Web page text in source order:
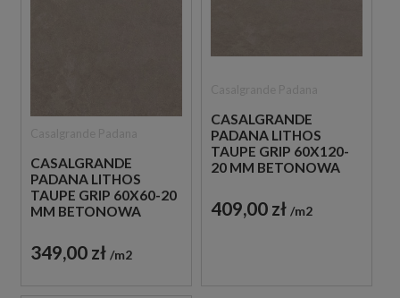
CASALGRANDE
PADANA LITHOS
TAUPE GRIP 60X60-20
MM BETONOWA
TARASOWA
349,00 zł m2
CASALGRANDE
PADANA LITHOS
TAUPE GRIP 60X120-
20 MM BETONOWA
TARASOWA
409,00 zł m2